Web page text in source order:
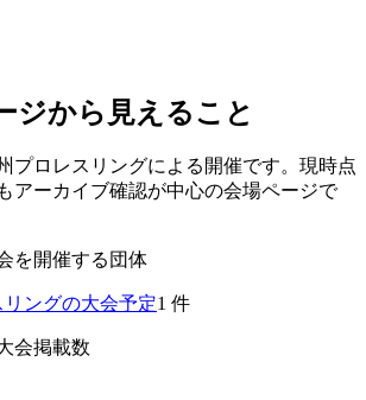
ジから見えること
プロレスリングによる開催です。現時点
アーカイブ確認が中心の会場ページで
を開催する団体
リングの大会予定1 件
会掲載数